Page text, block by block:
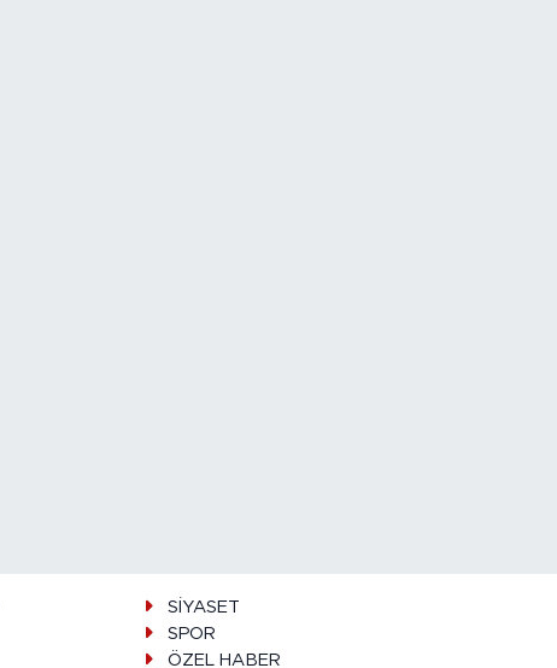
SİYASET
SPOR
ÖZEL HABER